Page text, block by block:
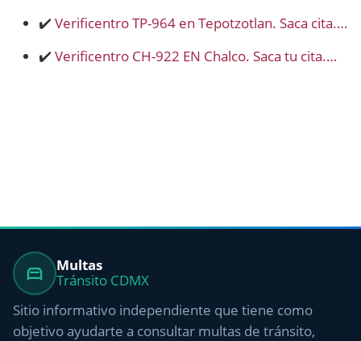
✔️ Verificentro TP-964 en Tepotzotlan. Saca cita.…
✔️ Verificentro CH-922 EN Chalco. Saca tu cita.…
Multas
Tránsito CDMX
Sitio informativo independiente que tiene como
objetivo ayudarte a consultar multas de tránsito,